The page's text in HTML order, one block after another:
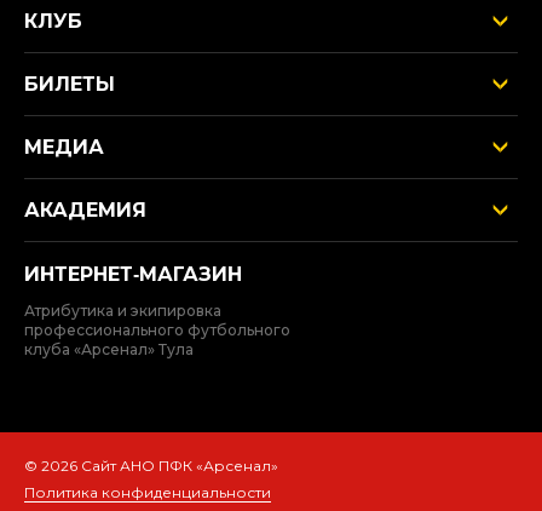
КЛУБ
БИЛЕТЫ
МЕДИА
АКАДЕМИЯ
ИНТЕРНЕТ‑МАГАЗИН
Атрибутика и экипировка
профессионального футбольного
клуба «Арсенал» Тула
© 2026 Сайт АНО ПФК «Арсенал»
Политика конфиденциальности